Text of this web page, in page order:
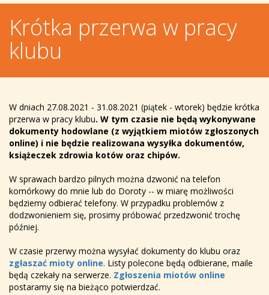
Krótka przerwa w pracy
klubu
W dniach 27.08.2021 - 31.08.2021 (piątek - wtorek) będzie krótka
przerwa w pracy klubu. W tym czasie nie będą wykonywane
dokumenty hodowlane (z wyjątkiem miotów zgłoszonych
online) i nie będzie realizowana wysyłka dokumentów,
książeczek zdrowia kotów oraz chipów.
W sprawach bardzo pilnych można dzwonić na telefon
komórkowy do mnie lub do Doroty -- w miarę możliwości
będziemy odbierać telefony. W przypadku problemów z
dodzwonieniem się, prosimy próbować przedzwonić trochę
później.
W czasie przerwy można wysyłać dokumenty do klubu oraz
zgłaszać mioty online. Listy polecone będą odbierane, maile
będą czekały na serwerze. Zgłoszenia miotów online
postaramy się na bieżąco potwierdzać.